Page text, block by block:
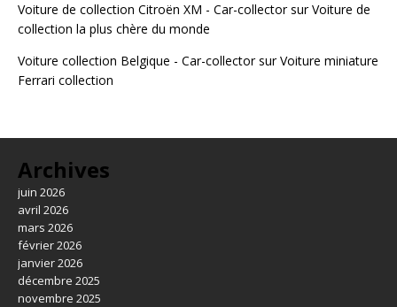
Voiture de collection Citroën XM - Car-collectorsurVoiture de
collection la plus chère du monde
Voiture collection Belgique - Car-collectorsurVoiture miniature
Ferrari collection
Archives
juin 2026
avril 2026
mars 2026
février 2026
janvier 2026
décembre 2025
novembre 2025